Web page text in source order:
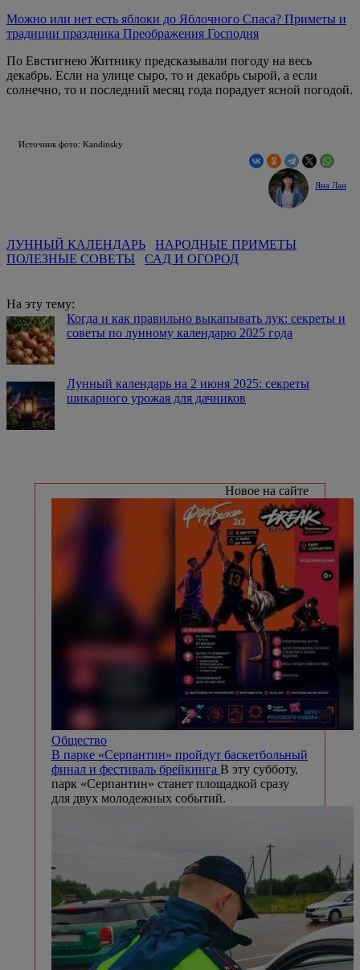
Можно или нет есть яблоки до Яблочного Спаса? Приметы и
традиции праздника Преображения Господня
По Евстигнею Житнику предсказывали погоду на весь
декабрь. Если на улице сыро, то и декабрь сырой, а если
солнечно, то и последний месяц года порадует ясной погодой.
Источник фото: Kandinsky
Яна Лан
ЛУННЫЙ КАЛЕНДАРЬ
НАРОДНЫЕ ПРИМЕТЫ
ПОЛЕЗНЫЕ СОВЕТЫ
САД И ОГОРОД
На эту тему:
Когда и как правильно выкапывать лук: секреты и
советы по лунному календарю 2025 года
Лунный календарь на 2 июня 2025: секреты
шикарного урожая для дачников
Новое на сайте
Общество
В парке «Серпантин» пройдут баскетбольный
финал и фестиваль брейкинга В эту субботу,
парк «Серпантин» станет площадкой сразу
для двух молодежных событий.